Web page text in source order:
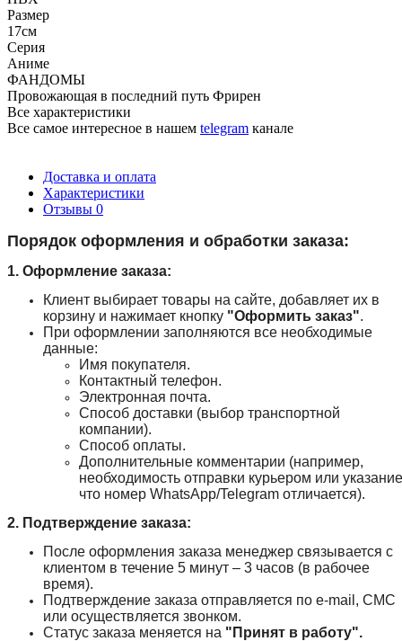
Размер
17см
Серия
Аниме
ФАНДОМЫ
Провожающая в последний путь Фрирен
Все характеристики
Все самое интересное в нашем telegram канале
Доставка и оплата
Характеристики
Отзывы 0
Порядок оформления и обработки заказа:
1. Оформление заказа:
Клиент выбирает товары на сайте, добавляет их в
корзину и нажимает кнопку "Оформить заказ".
При оформлении заполняются все необходимые
данные:
Имя покупателя.
Контактный телефон.
Электронная почта.
Способ доставки (выбор транспортной
компании).
Способ оплаты.
Дополнительные комментарии (например,
необходимость отправки курьером или
что номер WhatsApp/Telegram отличается).
2. Подтверждение заказа:
После оформления заказа менеджер связывается с
клиентом в течение 5 минут – 3 часов (в рабочее
время).
Подтверждение заказа отправляется по e-mail, СМС
или осуществляется звонком.
Статус заказа меняется на "Принят в работу".